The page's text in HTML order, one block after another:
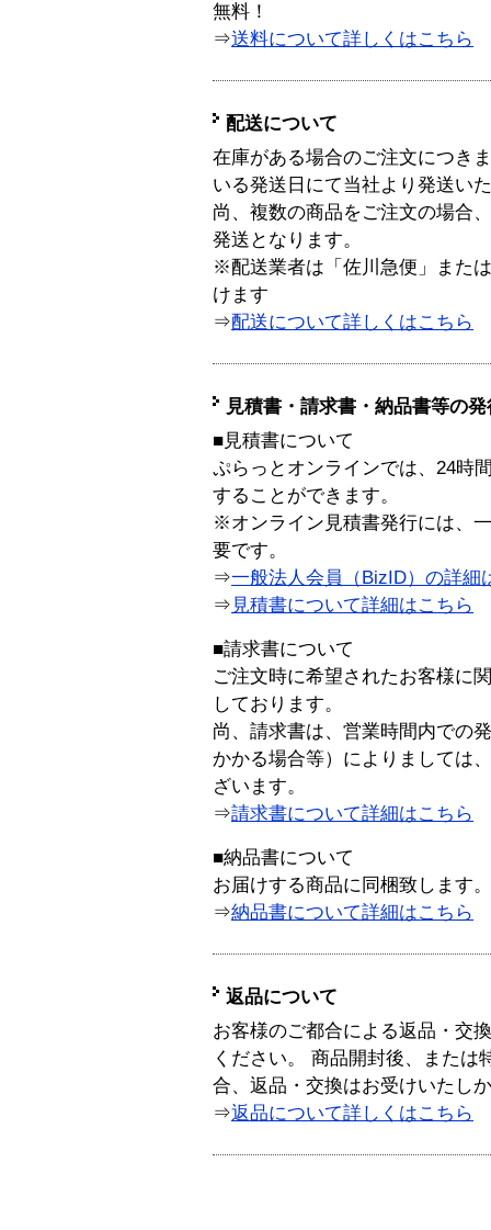
無料！
⇒送料について詳しくはこちら
配送について
在庫がある場合のご注文につき
いる発送日にて当社より発送い
尚、複数の商品をご注文の場合
発送となります。
※配送業者は「佐川急便」また
けます
⇒配送について詳しくはこちら
見積書・請求書・納品書等の
■見積書について
ぷらっとオンラインでは、24時
することができます。
※オンライン見積書発行には、
要です。
⇒一般法人会員（BizID）の詳細
⇒ 見積書について詳細はこちら
■請求書について
ご注文時に希望されたお客様に
しております。
尚、請求書は、営業時間内での
かかる場合等）によりましては
ざいます。
⇒請求書について詳細はこちら
■納品書について
お届けする商品に同梱致します。
⇒納品書について詳細はこちら
返品について
お客様のご都合による返品・交
ください。 商品開封後、または
合、返品・交換はお受けいたし
⇒返品について詳しくはこちら